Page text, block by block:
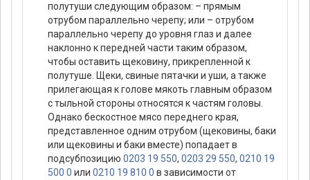
полутуши следующим образом: – прямым
отрубом параллельно черепу; или – отрубом
параллельно черепу до уровня глаз и далее
наклонно к передней части таким образом,
чтобы оставить щековину, прикрепленной к
полутуше. Щеки, свиные пятачки и уши, а также
прилегающая к голове мякоть главным образом
с тыльной стороны относятся к частям головы.
Однако бескостное мясо переднего края,
представленное одним отрубом (щековины, баки
или щековины и баки вместе) попадает в
подсубпозицию 0203 19 550, 0203 29 550, 0210 19
500 0 или 0210 19 810 0 в зависимости от